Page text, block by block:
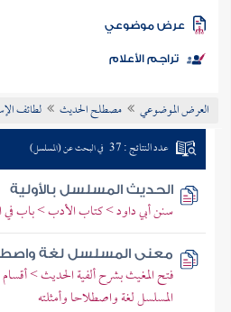
الكتب
موضوعي
تراجم الأعلام
العرض الموضوعي مصطلح الحديث لطائف
عدد النتائج : 37 في البحث عن (المسلسل)
الحديث المسلسل بالأولية
سنن أبي داود > كتاب الأدب > باب في
معنى المسلسل لغة
فتح المغيث بشرح ألفية الحديث >
المسلسل لغة واصطلاحا وأمثلته